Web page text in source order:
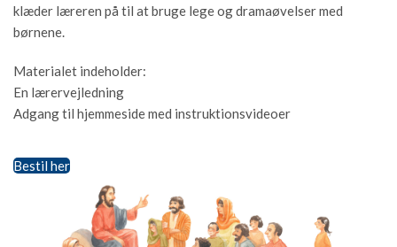
klæder læreren på til at bruge lege og dramaøvelser med
børnene.
Materialet indeholder:
En lærervejledning
Adgang til hjemmeside med instruktionsvideoer
Bestil her